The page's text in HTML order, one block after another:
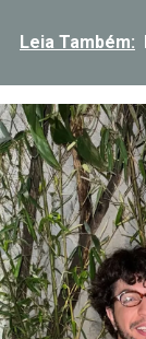
Leia Também: